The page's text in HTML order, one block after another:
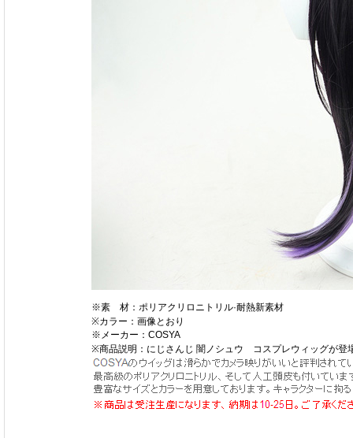
※素 材：ポリアクリロニトリル·耐熱新素材
※カラー：画像とおり
※メーカー：COSYA
※商品説明：にじさんじ 闇ノシュウ コスプレウィッグが登